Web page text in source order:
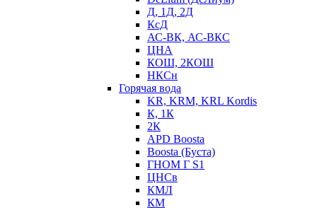
Д, 1Д, 2Д
КсД
АС-ВК, АС-ВКС
ЦНА
КОШ, 2КОШ
НКСн
Горячая вода
KR, KRM, KRL Kordis
К, 1К
2К
APD Boosta
Boosta (Буста)
ГНОМ Г S1
ЦНСв
КМЛ
КМ